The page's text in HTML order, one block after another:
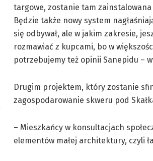
targowe, zostanie tam
Będzie także nowy system
się odbywał, ale w jakim zakresie,
rozmawiać z kupcami, bo w
potrzebujemy też opinii Sanepidu –
Drugim projektem, który zostanie
zagospodarowanie skweru pod
– Mieszkańcy w konsultacjach
elementów małej architektury, czyli